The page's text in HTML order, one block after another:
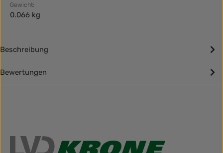
Gewicht:
0.066 kg
Beschreibung
Bewertungen